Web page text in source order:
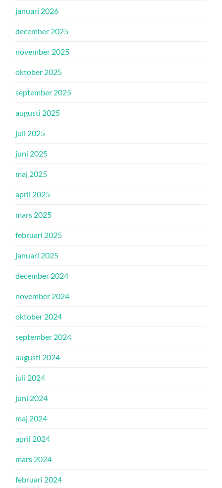
januari 2026
december 2025
november 2025
oktober 2025
september 2025
augusti 2025
juli 2025
juni 2025
maj 2025
april 2025
mars 2025
februari 2025
januari 2025
december 2024
november 2024
oktober 2024
september 2024
augusti 2024
juli 2024
juni 2024
maj 2024
april 2024
mars 2024
februari 2024